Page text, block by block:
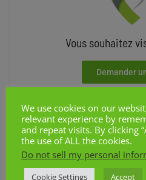
Vous souhaitez
Demander
Données
Prix
Ville
Catégorie
We use cookies on our
relevant experience by
and repeat visits. By clicking
the use of ALL the cookies.
Do not sell my personal
Cookie Settings Accept